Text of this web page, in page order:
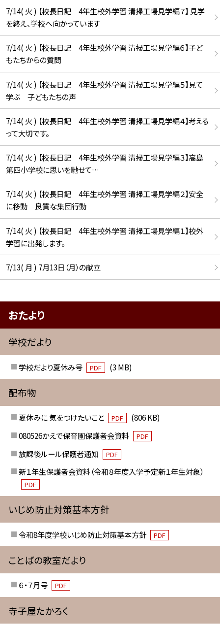
7/14( 火 ) 【校長日記 4年生校外学習 清掃工場見学編７】 見学
を終え、学校へ向かっています
7/14( 火 ) 【校長日記 4年生校外学習 清掃工場見学編６】子ど
もたちからの質問
7/14( 火 ) 【校長日記 4年生校外学習 清掃工場見学編５】見て
学ぶ 子どもたちの声
7/14( 火 ) 【校長日記 4年生校外学習 清掃工場見学編４】考える
って大切です。
7/14( 火 ) 【校長日記 4年生校外学習 清掃工場見学編３】高島
第四小学校に思いを馳せて…
7/14( 火 ) 【校長日記 4年生校外学習 清掃工場見学編２】安全
に移動 良質な集団行動
7/14( 火 ) 【校長日記 4年生校外学習 清掃工場見学編１】校外
学習に出発します。
7/13( 月 ) 7月13日（月）の献立
おたより
学校だより
学校だより夏休み号 PDF (3 MB)
配布物
夏休みに 気をつけたいこと PDF
(806 KB)
080526かえで保育園保護者会資料
PDF
放課後ルール保護者通知 PDF
新１年生保護者会資料（令和８年度入学予定新１年生対象）
PDF
いじめ防止対策基本方針
令和8年度学校いじめ防止対策基本方針 PDF
ことばの教室だより
６・７月号 PDF
寺子屋たかろく